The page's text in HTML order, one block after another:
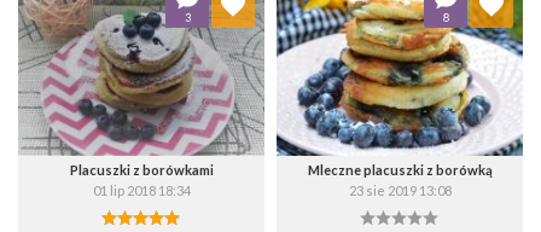
Placuszki z borówkami
01 lip 2018 18:34
3
Wybierz listę:
Mleczne placuszki z borówką
23 sie 2019 13:08
8
Wybierz listę: